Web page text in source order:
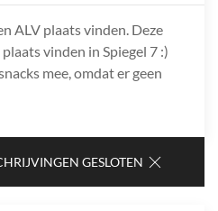
ALV plaats vinden. Deze
vinden in Spiegel 7 :)
mee, omdat er geen
GESLOTEN